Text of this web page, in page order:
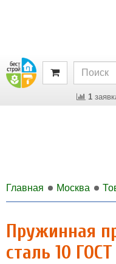
1
Главная Москва
Пружинная
сталь 10